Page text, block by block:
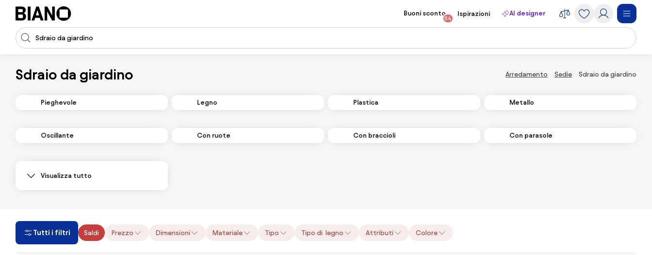
Salta la navigazione, vai al contenuto
Input della ricerca
Buoni sconto
54
Ispirazioni AI designer
Sdraio da giardino Arredamento Sedie Sdraio da giardino
Pieghevole Legno Plastica Metallo
Oscillante Con ruote Con braccioli Con parasole
Visualizza tutto
Tutti i filtri Saldi Prezzo Dimensioni Materiale Tipo Tipo di legno Attributi Colore